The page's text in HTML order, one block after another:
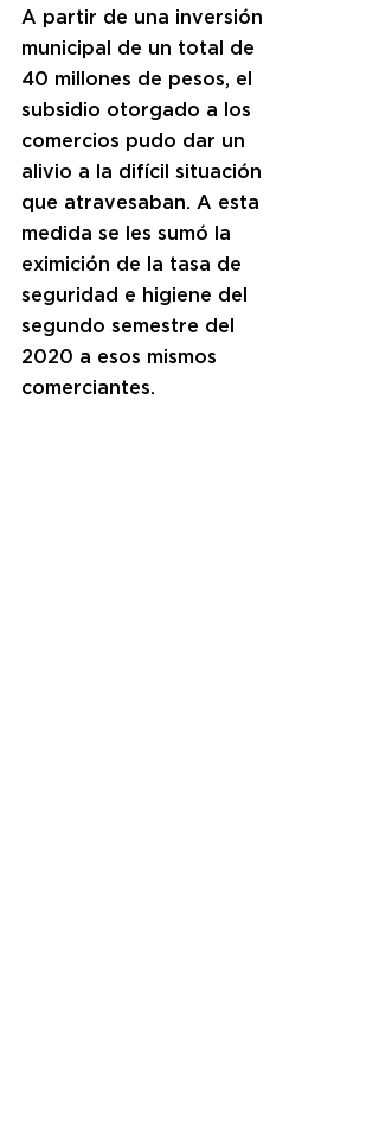
A partir de una inversión
municipal de un total de
40 millones de pesos, el
subsidio otorgado a los
comercios pudo dar un
alivio a la difícil situación
que atravesaban. A esta
medida se les sumó la
eximición de la tasa de
seguridad e higiene del
segundo semestre del
2020 a esos mismos
comerciantes.